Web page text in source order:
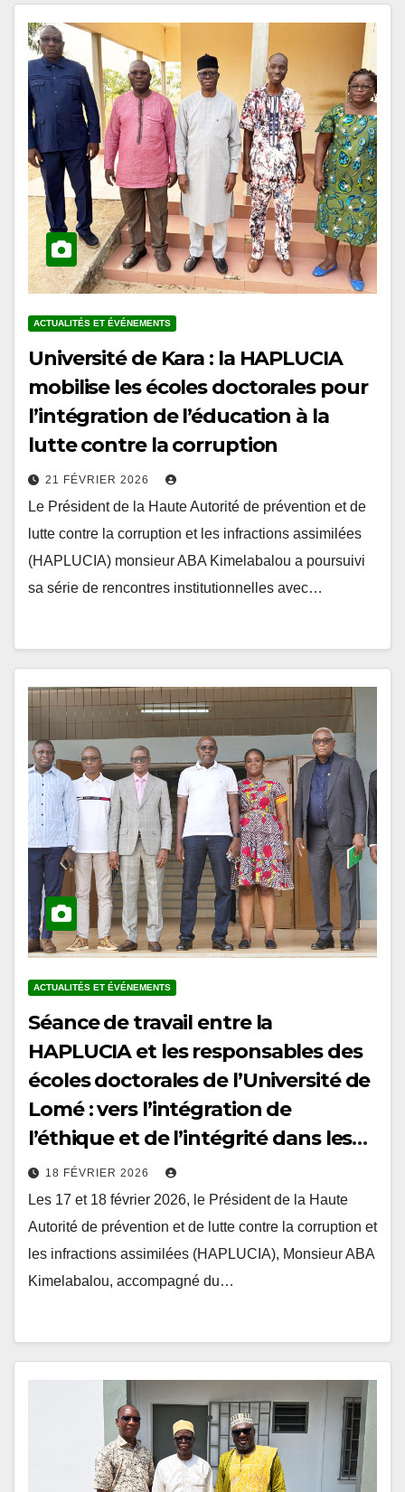
Université de Kara : la HAPLUCIA
mobilise les écoles doctorales pour
l’intégration de l’éducation à la
lutte contre la corruption
Le Président de la Haute Autorité de prévention et de
lutte contre la corruption et les infractions assimilées
(HAPLUCIA) monsieur ABA Kimelabalou a poursuivi
sa série de rencontres institutionnelles avec…
Séance de travail entre la
HAPLUCIA et les responsables des
écoles doctorales de l’Université de
Lomé : vers l’intégration de
l’éthique et de l’intégrité dans les
curricula doctoraux au Togo
18 FÉVRIER 2026
Les 17 et 18 février 2026, le Président de la Haute
Autorité de prévention et de lutte contre la corruption et
les infractions assimilées (HAPLUCIA), Monsieur ABA
Kimelabalou, accompagné du…